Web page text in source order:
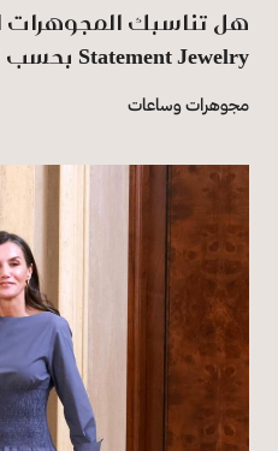
هل تناسبك المجوهرات
Statement Jewelry بحسب إطلالتك
مجوهرات وساعات